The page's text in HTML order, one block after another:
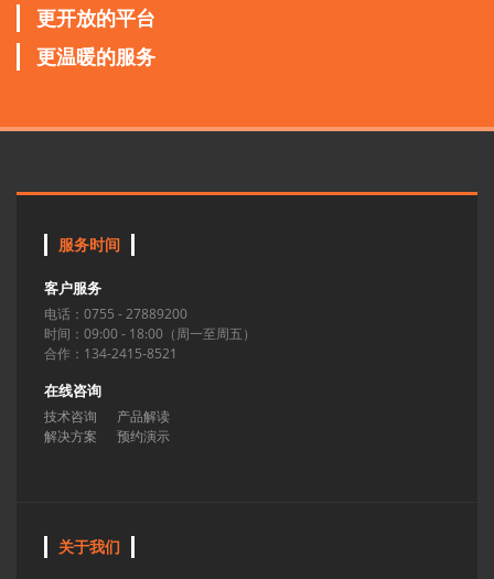
更开放的平台
更温暖的服务
服务时间
客户服务
电话：0755 - 27889200
时间：09:00 - 18:00（周一至周五）
合作：134-2415-8521
在线咨询
技术咨询
产品解读
解决方案
预约演示
关于我们